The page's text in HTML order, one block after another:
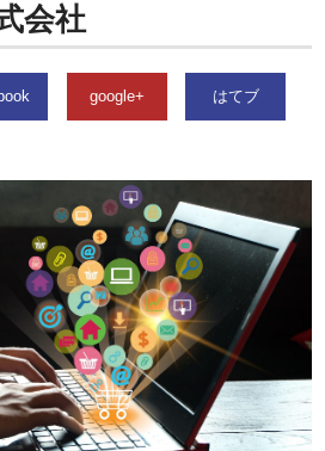
会社
google+ はてブ